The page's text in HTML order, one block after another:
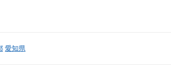
愛知県